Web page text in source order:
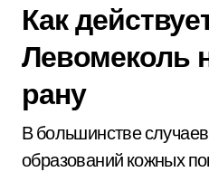
Как
Левомеколь
рану
В большинстве
образований кожных